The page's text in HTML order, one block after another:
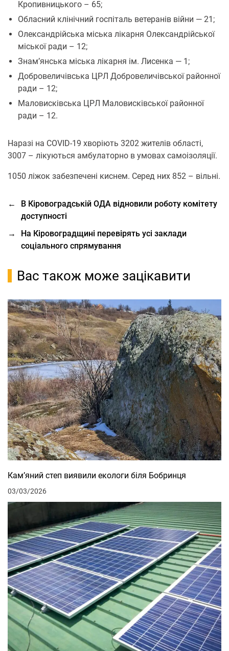
Кропивницького – 65;
Обласний клінічний госпіталь ветеранів війни — 21;
Олександрійська міська лікарня Олександрійської
міської ради – 12;
Знам’янська міська лікарня ім. Лисенка — 1;
Добровеличівська ЦРЛ Добровеличівської районної
ради – 12;
Маловисківська ЦРЛ Маловисківської районної
ради – 12.
Наразі на COVID-19 хворіють 3202 жителів області,
3007 – лікуються амбулаторно в умовах самоізоляції.
1050 ліжок забезпечені киснем. Серед них 852 – вільні.
←
В Кіровоградській ОДА відновили роботу комітету
доступності
→
На Кіровоградщині перевірять усі заклади
соціального спрямування
Вас також може зацікавити
Кам’яний степ виявили екологи біля Бобринця
03/03/2026